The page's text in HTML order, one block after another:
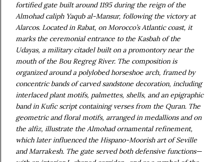
fortified gate built around 1195 during the reign of the
Almohad caliph Yaqub al-Mansur, following the victory at
Alarcos. Located in Rabat, on Morocco’s Atlantic coast, it
marks the ceremonial entrance to the Kasbah of the
Udayas, a military citadel built on a promontory near the
mouth of the Bou Regreg River. The composition is
organized around a polylobed horseshoe arch, framed by
concentric bands of carved sandstone decoration, including
interlaced plant motifs, palmettes, shells, and an epigraphic
band in Kufic script containing verses from the Quran. The
geometric and floral motifs, arranged in medallions and on
the alfiz, illustrate the Almohad ornamental refinement,
which later influenced the Hispano-Moorish art of Seville
and Marrakesh. The gate served both defensive functions—